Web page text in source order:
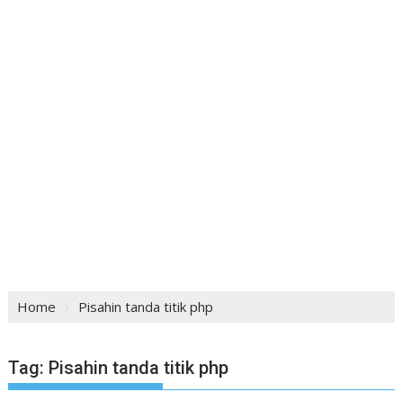
Home Pisahin tanda titik php
Tag: Pisahin tanda titik php